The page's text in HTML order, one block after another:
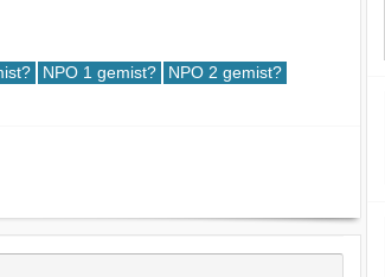
NPO 1 gemist? NPO 2 gemist?